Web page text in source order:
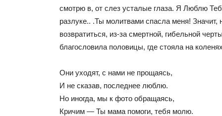
смотрю в, от слез усталые глаза. Я Люблю
разлуке.. .Ты молитвами спасла меня! Значит,
возвратиться, из-за смертной, гибельной
благословила половицы, где стояла на
Они уходят, с нами не прощаясь,
И не сказав, последнее люблю.
Но иногда, мы к фото обращаясь,
Кричим — Ты мама помоги, тебя молю.